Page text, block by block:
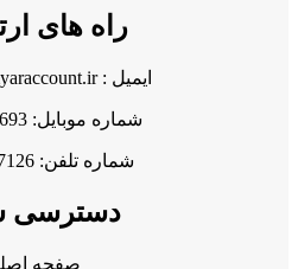
راه های
ایمیل : info[at]kamyaraccount.ir
شماره موبایل: 09913656693
شماره تلفن: 03434117126
دسترسی
صفحه